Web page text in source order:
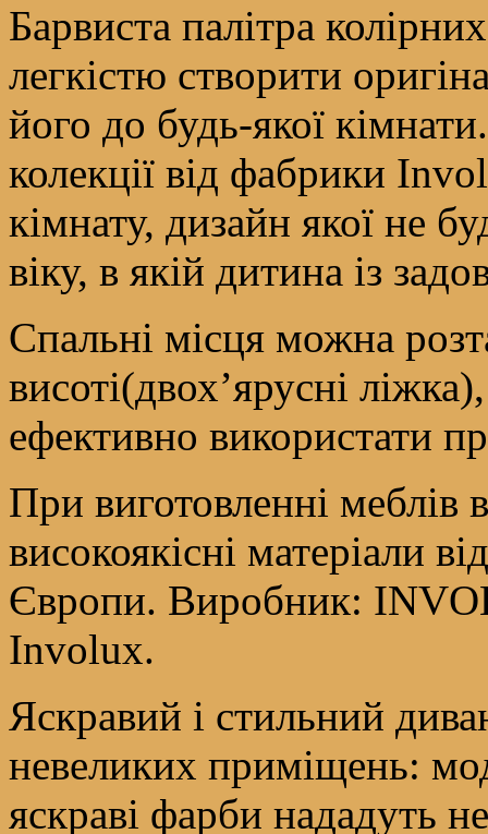
Барвиста палітра
легкістю створити
його до будь-якої
колекції від фабрики
кімнату, дизайн якої не
віку, в якій дитина із
Спальні місця можна
висоті(двох’ярусні
ефективно використати
При виготовленні меблів
високоякісні матеріали
Європи. Виробник:
Involux.
Яскравий і стильний
невеликих приміщень:
яскраві фарби нададуть